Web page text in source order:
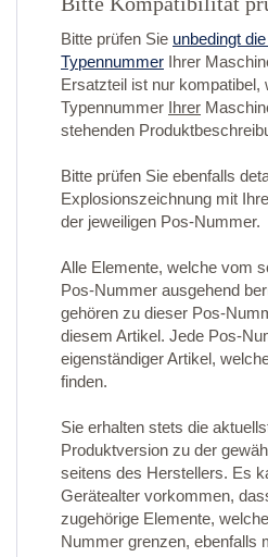
Bitte prüfen Sie unbedingt
Typennummer Ihrer
Ersatzteil ist nur kompatibel,
Typennummer Ihrer
stehenden
Bitte prüfen Sie ebenfalls
Explosionszeichnung mit
der jeweiligen Pos-Nummer.
Alle Elemente, welche vom
Pos-Nummer ausgehend
gehören zu dieser Pos-
diesem Artikel. Jede Pos-
eigenständiger Artikel,
finden.
Sie erhalten stets die
Produktversion zu der
seitens des Herstellers. Es
Gerätealter vorkommen,
zugehörige Elemente,
Nummer grenzen, ebenfalls